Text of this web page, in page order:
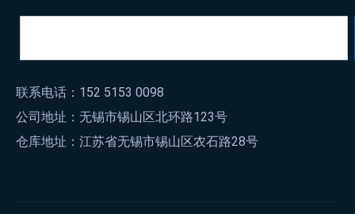
联系电话：152 5153 0098
公司地址：无锡市锡山区北环路123号
仓库地址：江苏省无锡市锡山区农石路28号